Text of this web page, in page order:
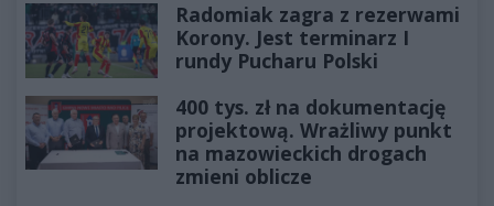
Radomiak zagra z rezerwami
Korony. Jest terminarz I
rundy Pucharu Polski
400 tys. zł na dokumentację
projektową. Wrażliwy punkt
na mazowieckich drogach
zmieni oblicze